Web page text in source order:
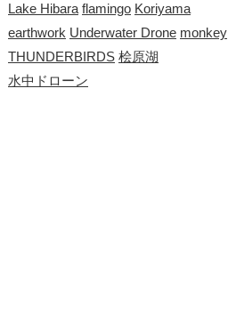
Lake Hibara flamingo Koriyama
earthwork Underwater Drone monkey
THUNDERBIRDS 桧原湖
水中ドローン